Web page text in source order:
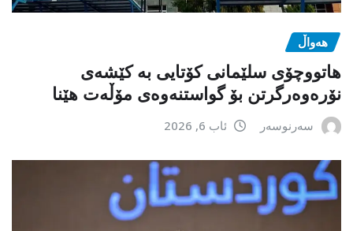
هەواڵ
هاتووچۆی سلێمانی کۆتایی بە کێشەی
نۆرەوەرگرتن بۆ گواستنەوەی مۆڵەت هێنا
سەرنوسەر ئاب 6, 2026